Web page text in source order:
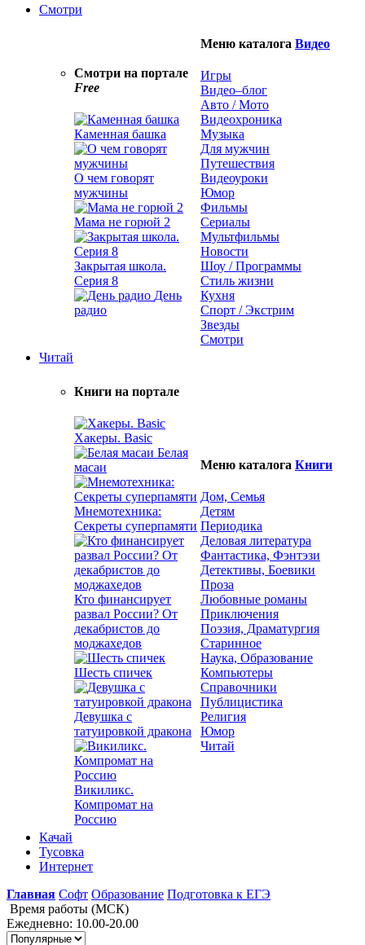
Смотри
Смотри на портале
Free
Каменная башка
О чем говорят
мужчины
Мама не горюй 2
Закрытая школа.
Серия 8
День
радио
Меню каталога Видео
Игры
Видео–блог
Авто / Мото
Видеохроника
Музыка
Для мужчин
Путешествия
Видеоуроки
Юмор
Фильмы
Сериалы
Мультфильмы
Новости
Шоу / Программы
Стиль жизни
Кухня
Спорт / Экстрим
Звезды
Смотри
Читай
Книги на портале
Хакеры. Basic
Белая
масаи
Мнемотехника:
Секреты суперпамяти
Кто финансирует
развал России? От
декабристов до
моджахедов
Шесть спичек
Девушка с
татуировкой дракона
Викиликс.
Компромат на
Россию
Меню каталога Книги
Дом, Семья
Детям
Периодика
Деловая литература
Фантастика, Фэнтэзи
Детективы, Боевики
Проза
Любовные романы
Приключения
Поэзия, Драматургия
Старинное
Наука, Образование
Компьютеры
Справочники
Публицистика
Религия
Юмор
Читай
Качай
Тусовка
Интернет
Главная Софт Образование Подготовка к ЕГЭ
Время работы (МСК)
Ежедневно: 10.00-20.00